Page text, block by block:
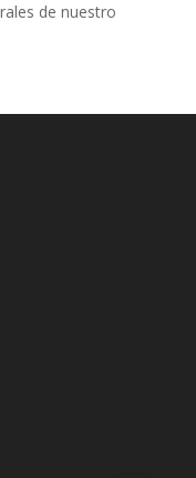
de nuestro